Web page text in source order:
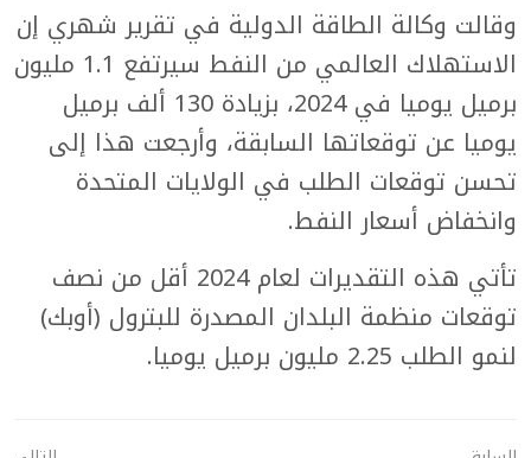
وقالت وكالة الطاقة الدولية في تقرير شهري إن
الاستهلاك العالمي من النفط سيرتفع 1.1 مليون
برميل يوميا في 2024، بزيادة 130 ألف برميل
يوميا عن توقعاتها السابقة، وأرجعت هذا إلى
تحسن توقعات الطلب في الولايات المتحدة
وانخفاض أسعار النفط.
تأتي هذه التقديرات لعام 2024 أقل من نصف
توقعات منظمة البلدان المصدرة للبترول (أوبك)
لنمو الطلب 2.25 مليون برميل يوميا.